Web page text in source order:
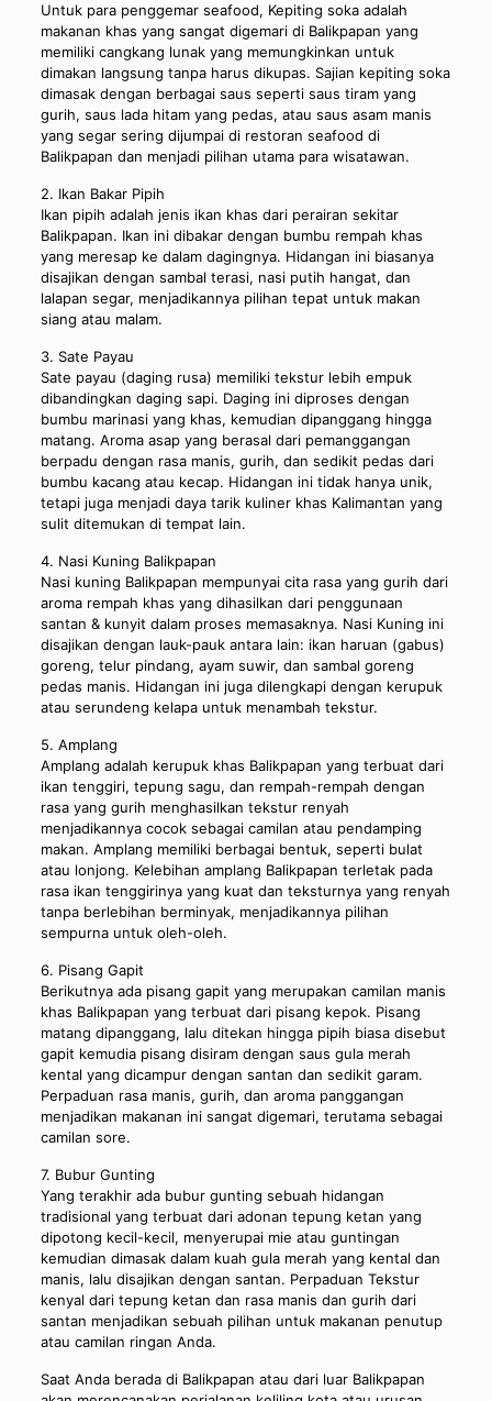
Untuk para penggemar seafood, Kepiting soka adalah
makanan khas yang sangat digemari di Balikpapan yang
memiliki cangkang lunak yang memungkinkan untuk
dimakan langsung tanpa harus dikupas. Sajian kepiting soka
dimasak dengan berbagai saus seperti saus tiram yang
gurih, saus lada hitam yang pedas, atau saus asam manis
yang segar sering dijumpai di restoran seafood di
Balikpapan dan menjadi pilihan utama para wisatawan.
2. Ikan Bakar Pipih
Ikan pipih adalah jenis ikan khas dari perairan sekitar
Balikpapan. Ikan ini dibakar dengan bumbu rempah khas
yang meresap ke dalam dagingnya. Hidangan ini biasanya
disajikan dengan sambal terasi, nasi putih hangat, dan
lalapan segar, menjadikannya pilihan tepat untuk makan
siang atau malam.
3. Sate Payau
Sate payau (daging rusa) memiliki tekstur lebih empuk
dibandingkan daging sapi. Daging ini diproses dengan
bumbu marinasi yang khas, kemudian dipanggang hingga
matang. Aroma asap yang berasal dari pemanggangan
berpadu dengan rasa manis, gurih, dan sedikit pedas dari
bumbu kacang atau kecap. Hidangan ini tidak hanya unik,
tetapi juga menjadi daya tarik kuliner khas Kalimantan yang
sulit ditemukan di tempat lain.
4. Nasi Kuning Balikpapan
Nasi kuning Balikpapan mempunyai cita rasa yang gurih dari
aroma rempah khas yang dihasilkan dari penggunaan
santan & kunyit dalam proses memasaknya. Nasi Kuning ini
disajikan dengan lauk-pauk antara lain: ikan haruan (gabus)
goreng, telur pindang, ayam suwir, dan sambal goreng
pedas manis. Hidangan ini juga dilengkapi dengan kerupuk
atau serundeng kelapa untuk menambah tekstur.
5. Amplang
Amplang adalah kerupuk khas Balikpapan yang terbuat dari
ikan tenggiri, tepung sagu, dan rempah-rempah dengan
rasa yang gurih menghasilkan tekstur renyah
menjadikannya cocok sebagai camilan atau pendamping
makan. Amplang memiliki berbagai bentuk, seperti bulat
atau lonjong. Kelebihan amplang Balikpapan terletak pada
rasa ikan tenggirinya yang kuat dan teksturnya yang renyah
tanpa berlebihan berminyak, menjadikannya pilihan
sempurna untuk oleh-oleh.
6. Pisang Gapit
Berikutnya ada pisang gapit yang merupakan camilan manis
khas Balikpapan yang terbuat dari pisang kepok. Pisang
matang dipanggang, lalu ditekan hingga pipih biasa disebut
gapit kemudia pisang disiram dengan saus gula merah
kental yang dicampur dengan santan dan sedikit garam.
Perpaduan rasa manis, gurih, dan aroma panggangan
menjadikan makanan ini sangat digemari, terutama sebagai
camilan sore.
7. Bubur Gunting
Yang terakhir ada bubur gunting sebuah hidangan
tradisional yang terbuat dari adonan tepung ketan yang
dipotong kecil-kecil, menyerupai mie atau guntingan
kemudian dimasak dalam kuah gula merah yang kental dan
manis, lalu disajikan dengan santan. Perpaduan Tekstur
kenyal dari tepung ketan dan rasa manis dan gurih dari
santan menjadikan sebuah pilihan untuk makanan penutup
atau camilan ringan Anda.
Saat Anda berada di Balikpapan atau dari luar Balikpapan